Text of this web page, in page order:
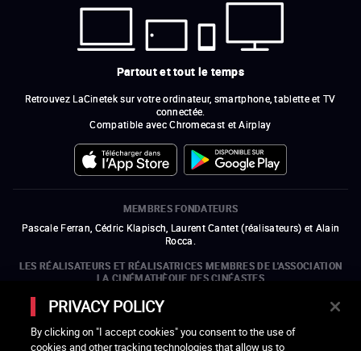
Partout et tout le temps
Retrouvez LaCinetek sur votre ordinateur, smartphone, tablette et TV
connectée.
Compatible avec Chromecast et Airplay
MEMBRES FONDATEURS
Pascale Ferran, Cédric Klapisch, Laurent Cantet (réalisateurs) et Alain
Rocca.
LES RÉALISATEURS ET RÉALISATRICES MEMBRES DE L'ASSOCIATION
LA CINÉMATHÈQUE DES CINÉASTES
Olivier Assayas, Bertrand Bonello, Michel Hazanavicius (représentant de
l'ARP), Rebecca Zlotowski et Mikael Buch (représentant de la SRF)
LES ORGANISMES MEMBRES DE L'ASSOCIATION LA CINÉMATHÈQUE
DES CINÉASTES
PRIVACY POLICY
By clicking on "I accept cookies" you consent to the use of
cookies and other tracking technologies that allow us to